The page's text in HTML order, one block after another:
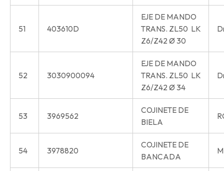
51 403610D
EJE DE MANDO
TRANS. ZL50 LK
Z6/Z42 Ø 30
52 3030900094
EJE DE MANDO
TRANS. ZL50 LK
Z6/Z42 Ø 34
53 3969562
COJINETE DE
BIELA
54 3978820
COJINETE DE
BANCADA